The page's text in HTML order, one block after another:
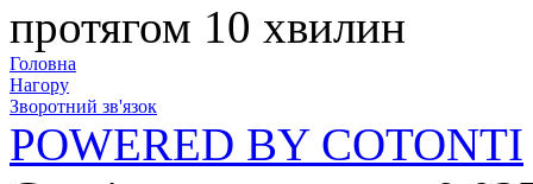
протягом 10 хвилин
Головна
Нагору
Зворотний зв'язок
POWERED BY COTONTI